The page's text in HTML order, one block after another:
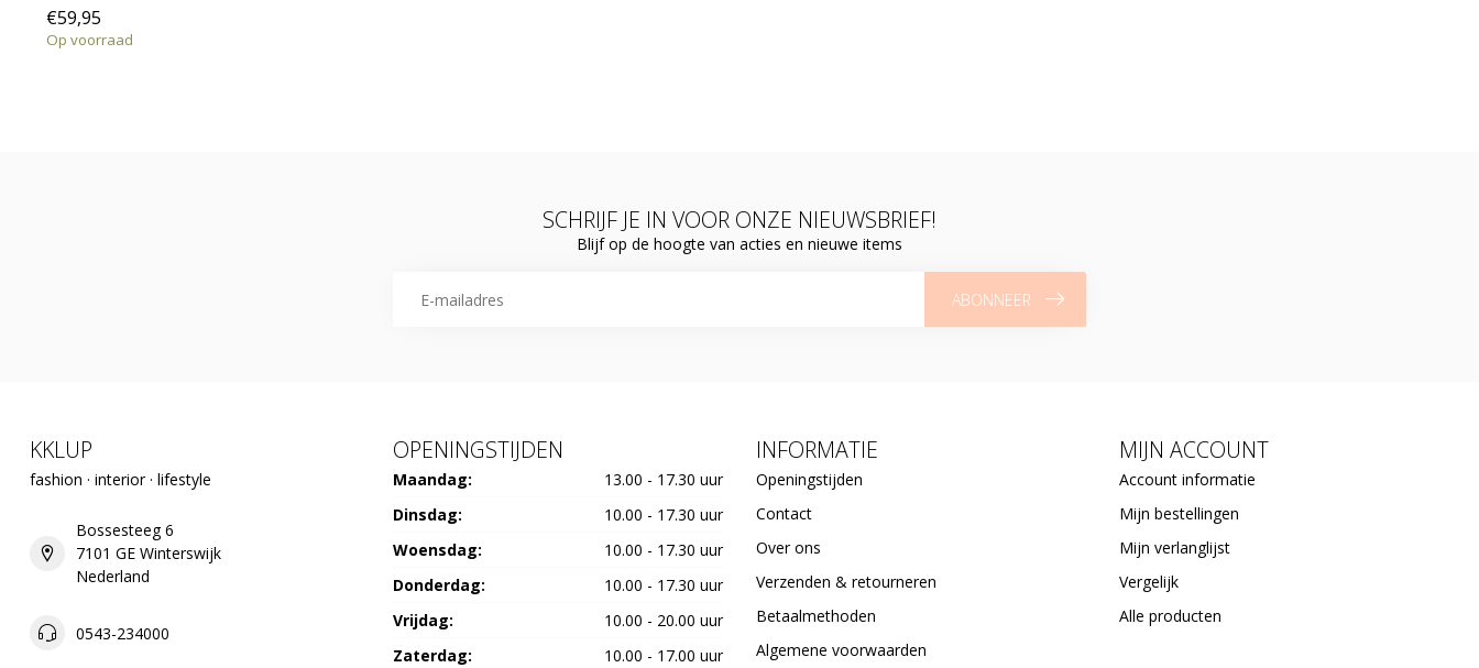
€59,95
Op voorraad
SCHRIJF JE IN VOOR ONZE NIEUWSBRIEF!
Blijf op de hoogte van acties en nieuwe items
ABONNEER
KKLUP
fashion · interior · lifestyle
Bossesteeg 6
7101 GE Winterswijk
Nederland
0543-234000
OPENINGSTIJDEN
Maandag:
13.00 - 17.30 uur
Dinsdag:
10.00 - 17.30 uur
Woensdag:
10.00 - 17.30 uur
Donderdag:
10.00 - 17.30 uur
Vrijdag:
10.00 - 20.00 uur
Zaterdag:
10.00 - 17.00 uur
INFORMATIE
Openingstijden
Contact
Over ons
Verzenden & retourneren
Betaalmethoden
Algemene voorwaarden
MIJN ACCOUNT
Account informatie
Mijn bestellingen
Mijn verlanglijst
Vergelijk
Alle producten